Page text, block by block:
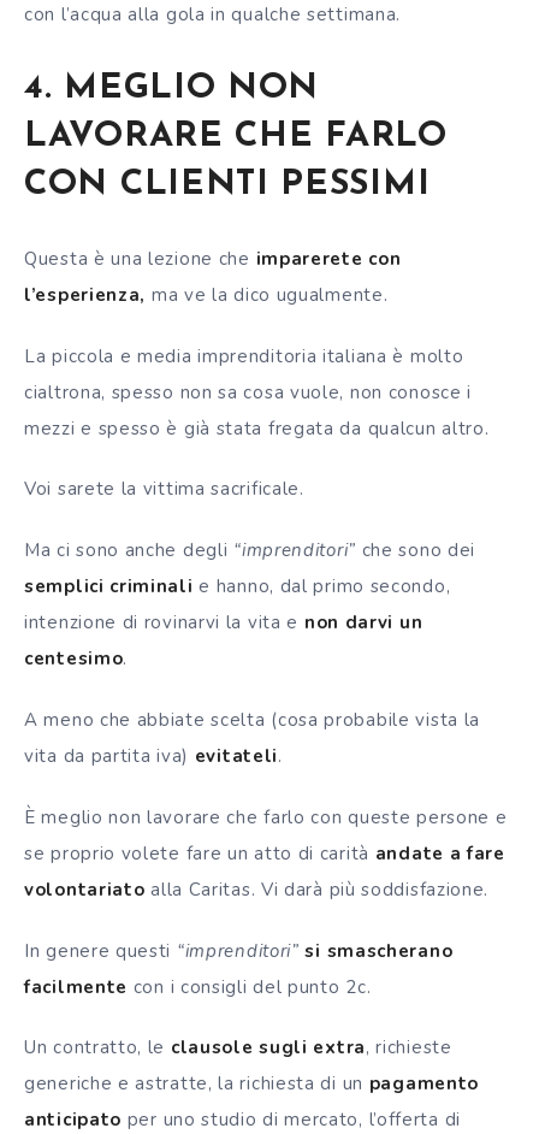
con l’acqua alla gola in qualche settimana.
4. MEGLIO NON
LAVORARE CHE FARLO
CON CLIENTI PESSIMI
Questa è una lezione che imparerete con
l’esperienza, ma ve la dico ugualmente.
La piccola e media imprenditoria italiana è molto
cialtrona, spesso non sa cosa vuole, non conosce i
mezzi e spesso è già stata fregata da qualcun altro.
Voi sarete la vittima sacrificale.
Ma ci sono anche degli “imprenditori” che sono dei
semplici criminali e hanno, dal primo secondo,
intenzione di rovinarvi la vita e non darvi un
centesimo.
A meno che abbiate scelta (cosa probabile vista la
vita da partita iva) evitateli.
È meglio non lavorare che farlo con queste persone e
se proprio volete fare un atto di carità andate a fare
volontariato alla Caritas. Vi darà più soddisfazione.
In genere questi “imprenditori” si smascherano
facilmente con i consigli del punto 2c.
Un contratto, le clausole sugli extra, richieste
generiche e astratte, la richiesta di un pagamento
anticipato per uno studio di mercato, l’offerta di